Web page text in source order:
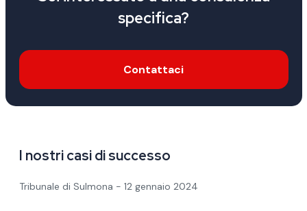
specifica?
Contattaci
I nostri casi di successo
Tribunale di Sulmona - 12 gennaio 2024